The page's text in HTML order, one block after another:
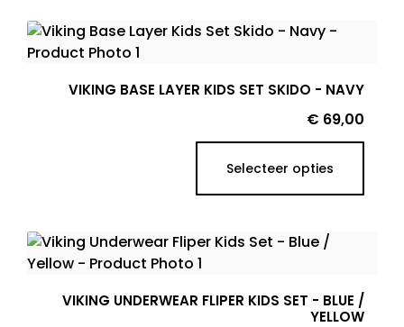
VIKING BASE LAYER KIDS SET SKIDO - NAVY
Prijs
€ 69,00
Selecteer opties
VIKING UNDERWEAR FLIPER KIDS SET - BLUE /
YELLOW